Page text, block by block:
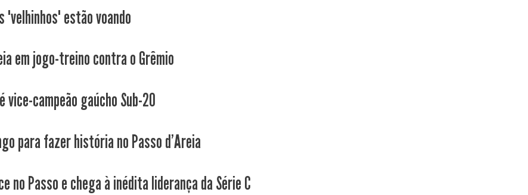
"velhinhos" estão voando
em jogo-treino contra o Grêmio
vice-campeão gaúcho Sub-20
para fazer história no Passo d'Areia
no Passo e chega à inédita liderança da Série C